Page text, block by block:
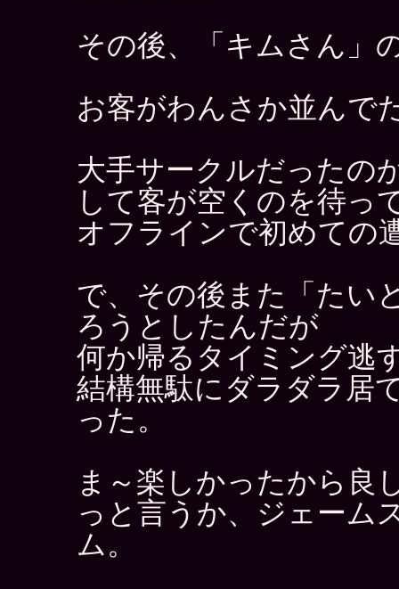
その後、「キムさん」
お客がわんさか並んで
大手サークルだったの
して客が空くのを待っ
オフラインで初めての
で、その後また「たい
ろうとしたんだが
何か帰るタイミング逃
結構無駄にダラダラ居
った。
ま～楽しかったから良
っと言うか、ジェーム
ム。